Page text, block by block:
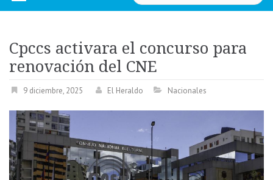
Cpccs activara el concurso para
renovación del CNE
9 diciembre, 2025 El Heraldo Nacionales